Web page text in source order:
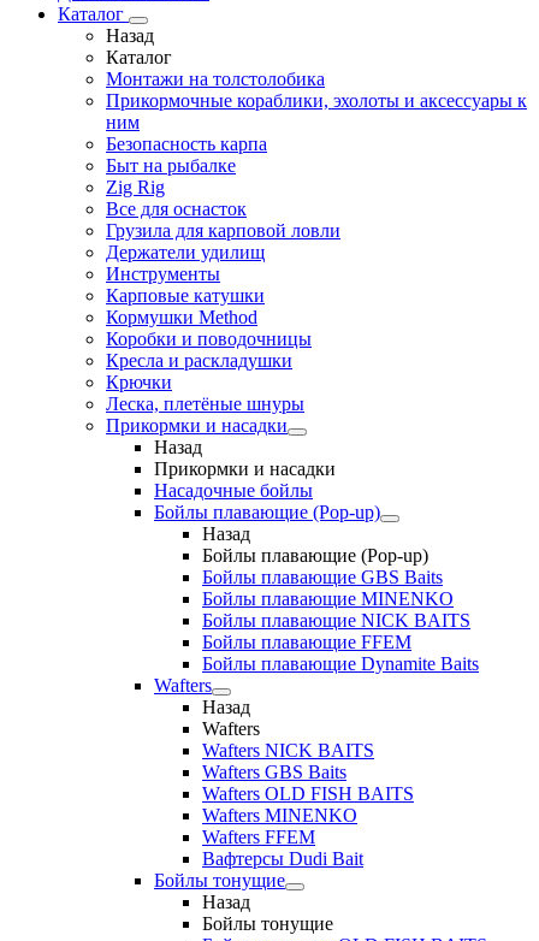
Каталог
Назад
Каталог
Монтажи на толстолобика
Прикормочные кораблики, эхолоты и аксессуары к
ним
Безопасность карпа
Быт на рыбалке
Zig Rig
Все для оснасток
Грузила для карповой ловли
Держатели удилищ
Инструменты
Карповые катушки
Кормушки Method
Коробки и поводочницы
Кресла и раскладушки
Крючки
Леска, плетёные шнуры
Прикормки и насадки
Назад
Прикормки и насадки
Насадочные бойлы
Бойлы плавающие (Pop-up)
Назад
Бойлы плавающие (Pop-up)
Бойлы плавающие GBS Baits
Бойлы плавающие MINENKO
Бойлы плавающие NICK BAITS
Бойлы плавающие FFEM
Бойлы плавающие Dynamite Baits
Wafters
Назад
Wafters
Wafters NICK BAITS
Wafters GBS Baits
Wafters OLD FISH BAITS
Wafters MINENKO
Wafters FFEM
Вафтерсы Dudi Bait
Бойлы тонущие
Назад
Бойлы тонущие